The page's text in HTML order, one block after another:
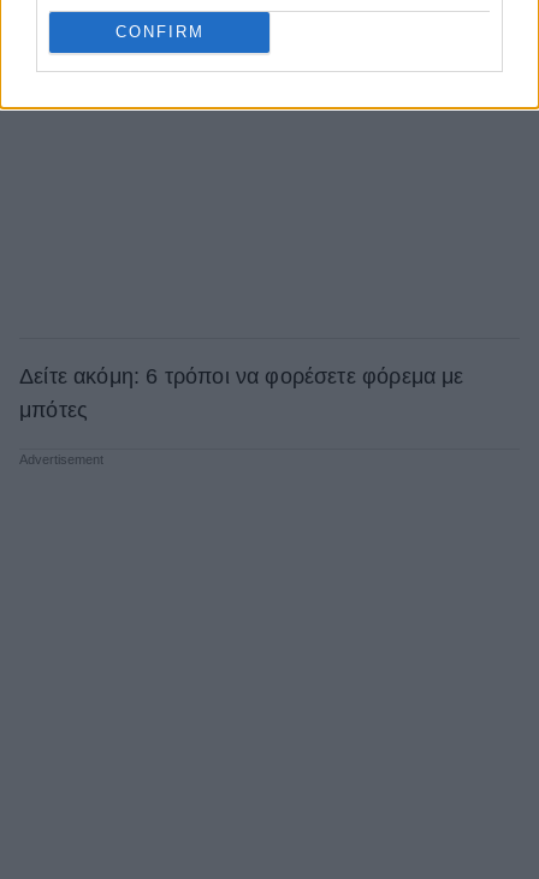
CONFIRM
Δείτε ακόμη: 6 τρόποι να φορέσετε φόρεμα με
μπότες